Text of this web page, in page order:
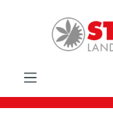
Zum Hauptinhalt